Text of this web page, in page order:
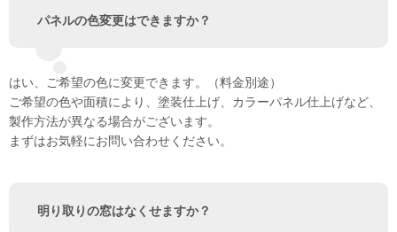
パネルの色変更はできますか？
はい、ご希望の色に変更できます。（料金別途）
ご希望の色や面積により、塗装仕上げ、カラーパネル仕上げなど、
製作方法が異なる場合がございます。
まずはお気軽にお問い合わせください。
明り取りの窓はなくせますか？